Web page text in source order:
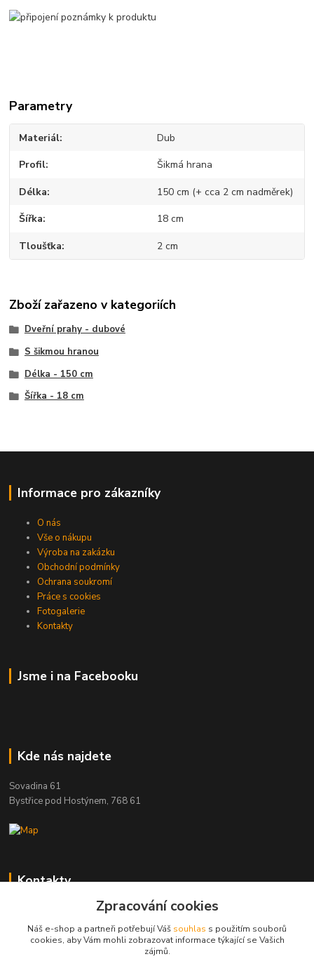
Parametry
Materiál Dub
Profil Šikmá hrana
Délka 150 cm (+ cca 2 cm nadměrek)
Šířka 18 cm
Tloušťka 2 cm
Zboží zařazeno v kategoriích
Dveřní prahy - dubové
S šikmou hranou
Délka - 150 cm
Šířka - 18 cm
Informace pro zákazníky
O nás
Vše o nákupu
Výroba na zakázku
Obchodní podmínky
Ochrana soukromí
Práce s cookies
Fotogalerie
Kontakty
Jsme i na Facebooku
Kde nás najdete
Sovadina 61
Bystřice pod Hostýnem, 768 61
Kontakty
DŘEVOPRODUKT BEDNAŘÍK s.r.o.
+420 739 454 600
(Po-Pá, 7-15 hod.)
Zpracování cookies
Náš e-shop a partneři potřebují Váš souhlas s použitím souborů
cookies, aby Vám mohli zobrazovat informace týkající se Vašich
zájmů.